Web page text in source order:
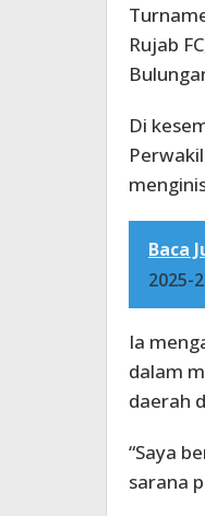
Rujab
Di
Baca
2025-
Ia
dalam
daerah
“Saya
sarana